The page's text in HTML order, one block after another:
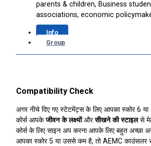
parents & children, Business
associations, economic
Info
Group
Compatibility Check
अगर नीचे दिए गए स्टेटमेंट्स के लिए आपका स्कोर 6 या
कोर्स आपकेजीवन के लक्ष्योंऔरसीखने की स्टाइलसे
कोर्स के लिए साइन अप करना आपके लिए बहुत अच्छा
आपका स्कोर 5 या उससे कम है, तो AEMC काउंसलर